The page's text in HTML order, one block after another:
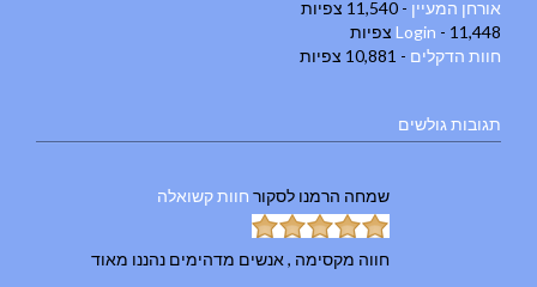
אורחן המעיין - 11,540 צפיות
Login - 11,448 צפיות
חוות הדקלים - 10,881 צפיות
תגובות גולשים
שמחה הרמנו לסקור חוות קשואלה
חווה מקסימה , אנשים מדהימים נהננו מאוד